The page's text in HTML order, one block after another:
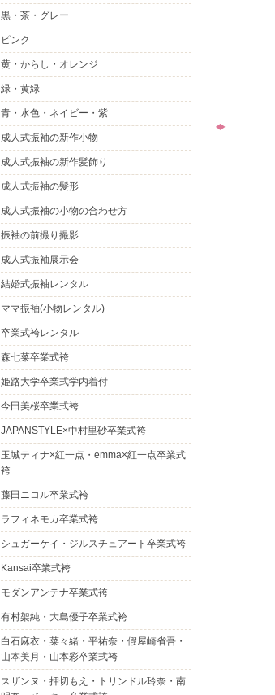
黒・茶・グレー
ピンク
黄・からし・オレンジ
緑・黄緑
青・水色・ネイビー・紫
成人式振袖の新作小物
成人式振袖の新作髪飾り
成人式振袖の髪形
成人式振袖の小物の合わせ方
振袖の前撮り撮影
成人式振袖展示会
結婚式振袖レンタル
ママ振袖(小物レンタル)
卒業式袴レンタル
森七菜卒業式袴
姫路大学卒業式学内着付
今田美桜卒業式袴
JAPANSTYLE×中村里砂卒業式袴
玉城ティナ×紅一点・emma×紅一点卒業式
袴
藤田ニコル卒業式袴
ラフィネモカ卒業式袴
シュガーケイ・ジルスチュアート卒業式袴
Kansai卒業式袴
モダンアンテナ卒業式袴
有村架純・大島優子卒業式袴
白石麻衣・菜々緒・平祐奈・假屋崎省吾・
山本美月・山本彩卒業式袴
スザンヌ・押切もえ・トリンドル玲奈・南